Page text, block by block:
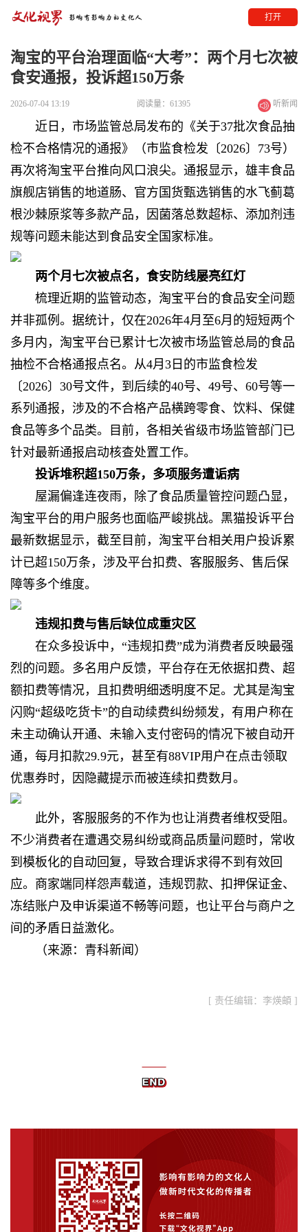
打开
淘宝的平台治理面临“大考”：两个月七次被
食安通报，投诉超150万条
2026-07-04 13:19 阅读量：61395 听新闻
近日，市场监管总局发布的《关于37批次食品抽
检不合格情况的通报》（市监食检发〔2026〕73号）
再次将淘宝平台推向风口浪尖。通报显示，雄丰食品
旗舰店销售的地道肠、官方国货甄选销售的水飞蓟葛
根沙棘原浆等多款产品，因菌落总数超标、添加剂违
规等问题未能达到食品安全国家标准。
两个月七次被点名，食安防线屡亮红灯
梳理近期的监管动态，淘宝平台的食品安全问题
并非孤例。据统计，仅在2026年4月至6月的短短两个
多月内，淘宝平台已累计七次被市场监管总局的食品
抽检不合格通报点名。从4月3日的市监食检发
〔2026〕30号文件，到后续的40号、49号、60号等一
系列通报，涉及的不合格产品横跨零食、饮料、保健
食品等多个品类。目前，各相关省级市场监管部门已
针对最新通报启动核查处置工作。
投诉堆积超150万条，多项服务遭诟病
屋漏偏逢连夜雨，除了食品质量管控问题凸显，
淘宝平台的用户服务也面临严峻挑战。黑猫投诉平台
最新数据显示，截至目前，淘宝平台相关用户投诉累
计已超150万条，涉及平台扣费、客服服务、售后保
障等多个维度。
违规扣费与售后缺位成重灾区
在众多投诉中，“违规扣费”成为消费者反映最强
烈的问题。多名用户反馈，平台存在无依据扣费、超
额扣费等情况，且扣费明细透明度不足。尤其是淘宝
闪购“超级吃货卡”的自动续费纠纷频发，有用户称在
未主动确认开通、未输入支付密码的情况下被自动开
通，每月扣款29.9元，甚至有88VIP用户在点击领取
优惠券时，因隐藏提示而被连续扣费数月。
此外，客服服务的不作为也让消费者维权受阻。
不少消费者在遭遇交易纠纷或商品质量问题时，常收
到模板化的自动回复，导致合理诉求得不到有效回
应。商家端同样怨声载道，违规罚款、扣押保证金、
冻结账户及申诉渠道不畅等问题，也让平台与商户之
间的矛盾日益激化。
（来源：青科新闻 ）
[ 责任编辑：李煐頔 ]